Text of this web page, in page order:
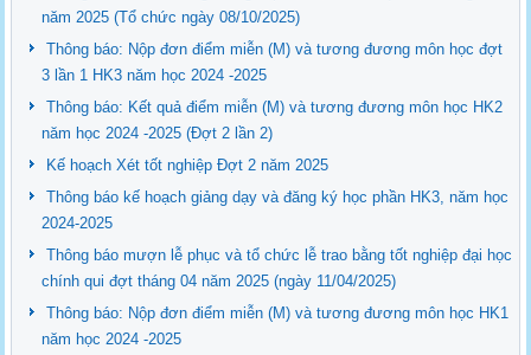
năm 2025 (Tổ chức ngày 08/10/2025)
Thông báo: Nộp đơn điểm miễn (M) và tương đương môn học đợt
3 lần 1 HK3 năm học 2024 -2025
Thông báo: Kết quả điểm miễn (M) và tương đương môn học HK2
năm học 2024 -2025 (Đợt 2 lần 2)
Kế hoạch Xét tốt nghiệp Đợt 2 năm 2025
Thông báo kế hoạch giảng dạy và đăng ký học phần HK3, năm học
2024-2025
Thông báo mượn lễ phục và tổ chức lễ trao bằng tốt nghiệp đại học
chính qui đợt tháng 04 năm 2025 (ngày 11/04/2025)
Thông báo: Nộp đơn điểm miễn (M) và tương đương môn học HK1
năm học 2024 -2025